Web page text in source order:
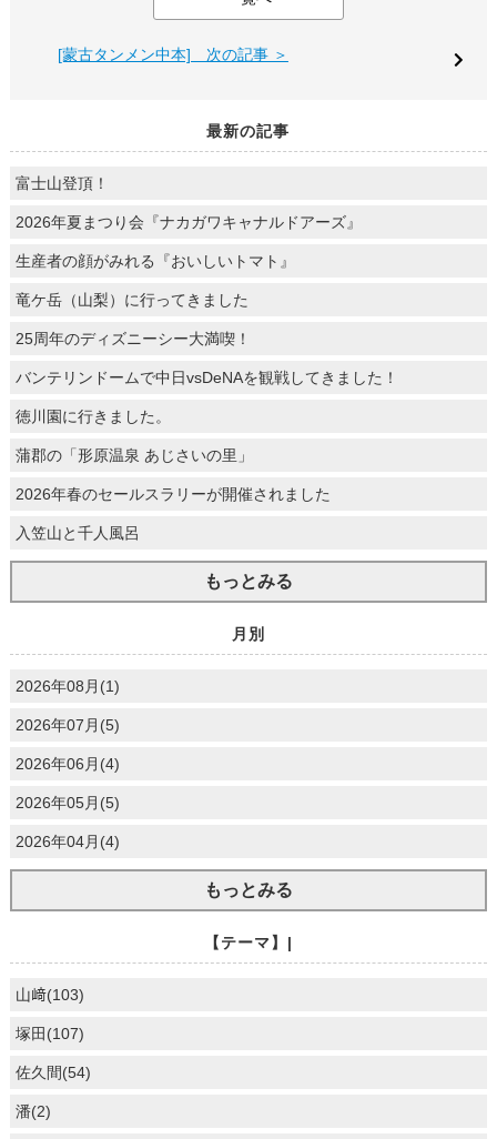
[蒙古タンメン中本] 次の記事 ＞
最新の記事
富士山登頂！
2026年夏まつり会『ナカガワキャナルドアーズ』
生産者の顔がみれる『おいしいトマト』
竜ケ岳（山梨）に行ってきました
25周年のディズニーシー大満喫！
バンテリンドームで中日vsDeNAを観戦してきました！
徳川園に行きました。
蒲郡の「形原温泉 あじさいの里」
2026年春のセールスラリーが開催されました
入笠山と千人風呂
もっとみる
月別
2026年08月(1)
2026年07月(5)
2026年06月(4)
2026年05月(5)
2026年04月(4)
もっとみる
【テーマ】|
山﨑(103)
塚田(107)
佐久間(54)
潘(2)